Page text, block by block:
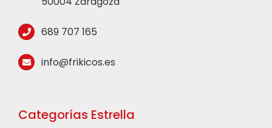
689 707 165
info@frikicos.es
Categorías Estrella